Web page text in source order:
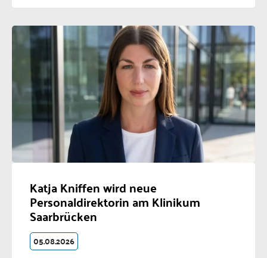
Katja Kniffen wird neue
Personaldirektorin am Klinikum
Saarbrücken
05.08.2026